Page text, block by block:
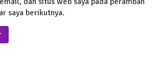
saya berikutnya.